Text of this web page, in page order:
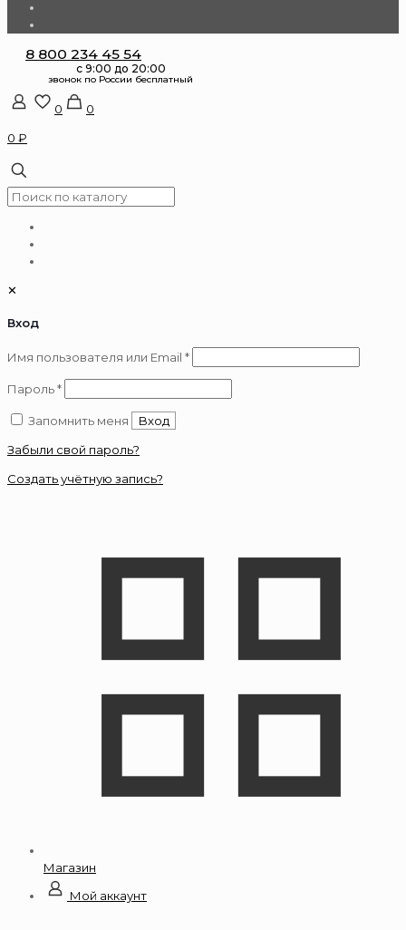
8 800 234 45 54
0
0
0 ₽
✕
Вход
Имя пользователя или Email *Обязательно
Пароль*Обязательно
Запомнить меня
Вход
Забыли свой пароль?
Создать учётную запись?
Магазин
Мой аккаунт